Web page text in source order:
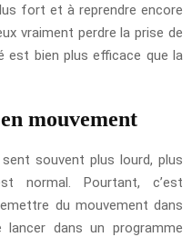
fort et à reprendre encore
vraiment perdre la prise de
est bien plus efficace que la
mouvement
souvent plus lourd, plus
normal. Pourtant, c’est
du mouvement dans
dans un programme